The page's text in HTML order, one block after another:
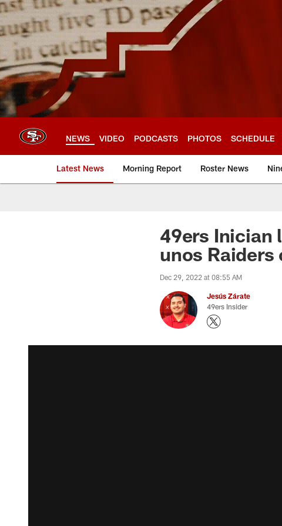
Skip
to
main
content
NEWS VIDEO PODCASTS PHOTOS SCHEDULE
Latest News Morning Report Roster News
49ers Inician
unos Raiders
Dec 29, 2022 at 08:55 AM
Jesús Zárate
49ers Insider